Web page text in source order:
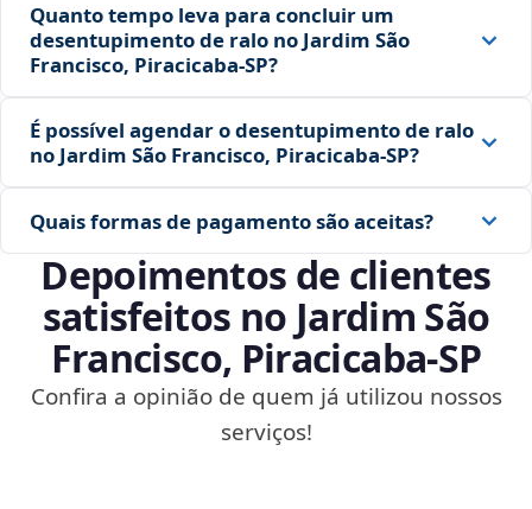
Quanto tempo leva para concluir um
desentupimento de ralo no Jardim São
Francisco, Piracicaba‑SP?
É possível agendar o desentupimento de ralo
no Jardim São Francisco, Piracicaba‑SP?
Quais formas de pagamento são aceitas?
Depoimentos de clientes
satisfeitos no Jardim São
Francisco, Piracicaba‑SP
Confira a opinião de quem já utilizou nossos
serviços!